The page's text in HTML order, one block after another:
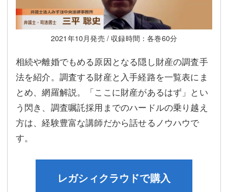
2021年10月発売 / 収録時間：各巻60分
相続や離婚でもめる原因となる隠し財産の調査手
法を紹介。調査する財産と入手経路を一覧表にま
とめ、網羅解説。「ここに財産があるはず」とい
う閃き、調査嘱託採用までのハードルの乗り越え
方は、経験豊富な講師だから話せるノウハウで
す。
レガシィクラウドで購入